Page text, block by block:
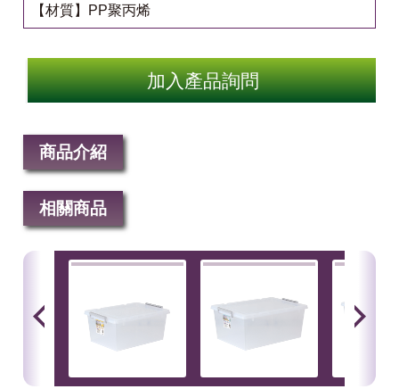
【材質】PP聚丙烯
加入產品詢問
商品介紹
相關商品